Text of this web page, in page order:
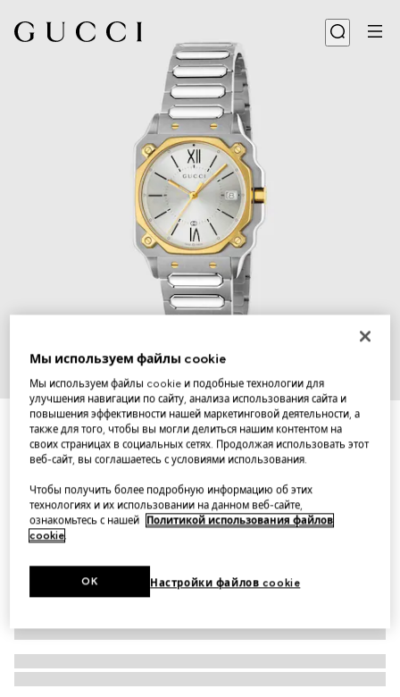
5
Часы G-Flat, 30 мм
Мы используем файлы cookie
Мы используем файлы cookie и подобные технологии для
улучшения навигации по сайту, анализа использования сайта и
повышения эффективности нашей маркетинговой деятельности, а
также для того, чтобы вы могли делиться нашим контентом на
своих страницах в социальных сетях. Продолжая использовать этот
веб-сайт, вы соглашаетесь с условиями использования.
Чтобы получить более подробную информацию об этих
технологиях и их использовании на данном веб-сайте,
ознакомьтесь с нашей
Политикой использования файлов
cookie.
Настройки файлов cookie
OK